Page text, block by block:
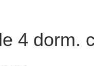
4 dorm.